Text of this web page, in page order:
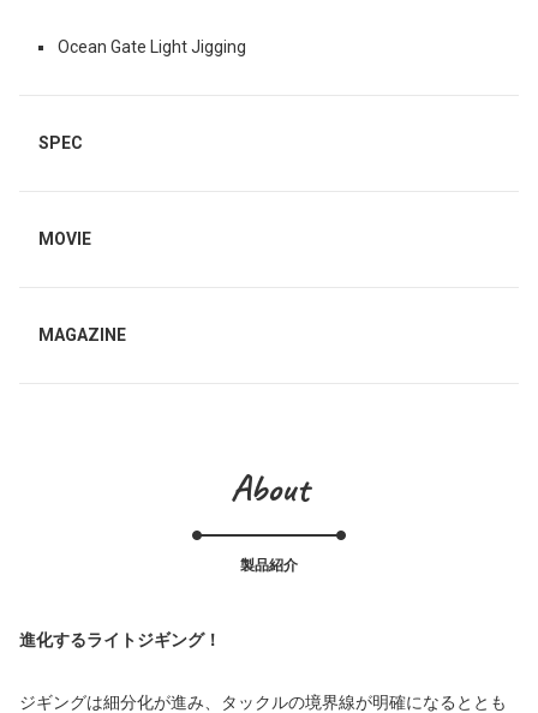
Ocean Gate Light Jigging
SPEC
MOVIE
MAGAZINE
About
製品紹介
進化するライトジギング！
ジギングは細分化が進み、タックルの境界線が明確になるととも